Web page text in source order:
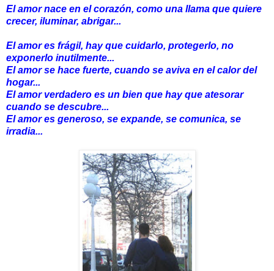
El amor nace en el corazón, como una llama que quiere
crecer, iluminar, abrigar...
El amor es frágil, hay que cuidarlo, protegerlo, no
exponerlo inutilmente...
El amor se hace fuerte, cuando se aviva en el calor del
hogar...
El amor verdadero es un bien que hay que atesorar
cuando se descubre...
El amor es generoso, se expande, se comunica, se
irradia...